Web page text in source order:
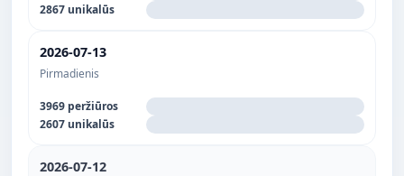
2867 unikalūs
2026-07-13
Pirmadienis
3969 peržiūros
2607 unikalūs
2026-07-12